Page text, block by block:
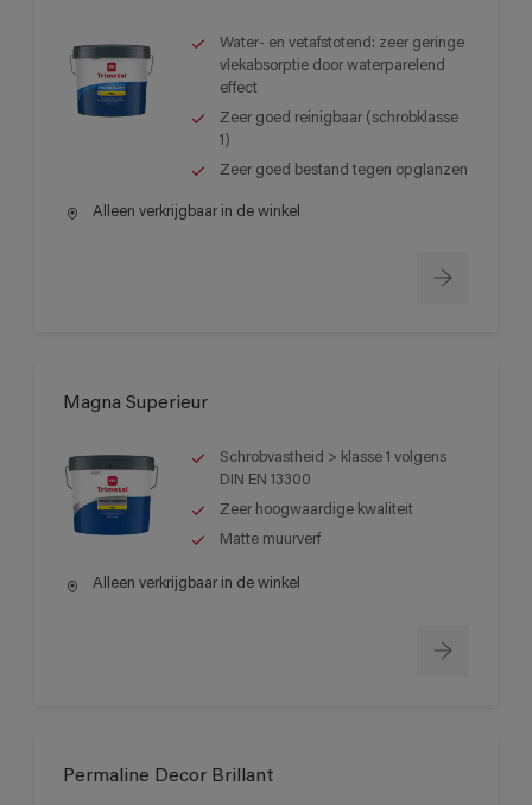
Water- en vetafstotend: zeer geringe
vlekabsorptie door waterparelend
effect
Zeer goed reinigbaar (schrobklasse
1)
Zeer goed bestand tegen opglanzen
Alleen verkrijgbaar in de winkel
Magna Superieur
Schrobvastheid > klasse 1 volgens
DIN EN 13300
Zeer hoogwaardige kwaliteit
Matte muurverf
Alleen verkrijgbaar in de winkel
Permaline Decor Brillant